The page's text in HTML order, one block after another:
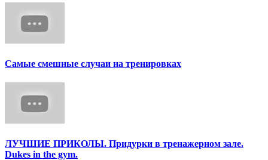
Самые смешные случаи на тренировках
ЛУЧШИЕ ПРИКОЛЫ. Придурки в тренажерном зале.
Dukes in the gym.